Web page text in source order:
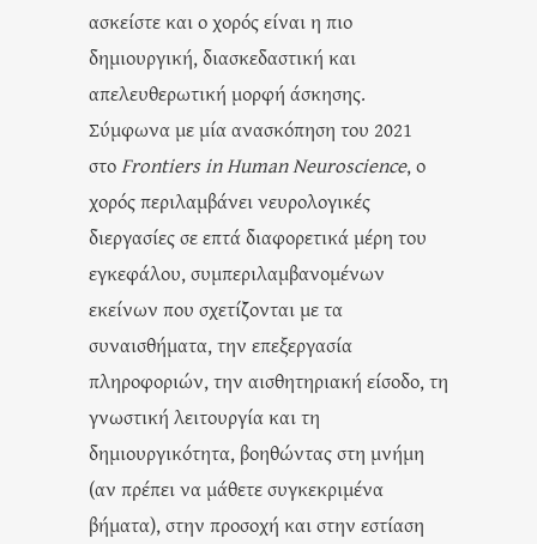
ασκείστε και ο χορός είναι η πιο
δημιουργική, διασκεδαστική και
απελευθερωτική μορφή άσκησης.
Σύμφωνα με μία ανασκόπηση του 2021
στοFrontiers in Human Neuroscience, ο
χορός περιλαμβάνει νευρολογικές
διεργασίες σε επτά διαφορετικά μέρη του
εγκεφάλου, συμπεριλαμβανομένων
εκείνων που σχετίζονται με τα
συναισθήματα, την επεξεργασία
πληροφοριών, την αισθητηριακή είσοδο, τη
γνωστική λειτουργία και τη
δημιουργικότητα, βοηθώντας στη μνήμη
(αν πρέπει να μάθετε συγκεκριμένα
βήματα), στην προσοχή και στην εστίαση